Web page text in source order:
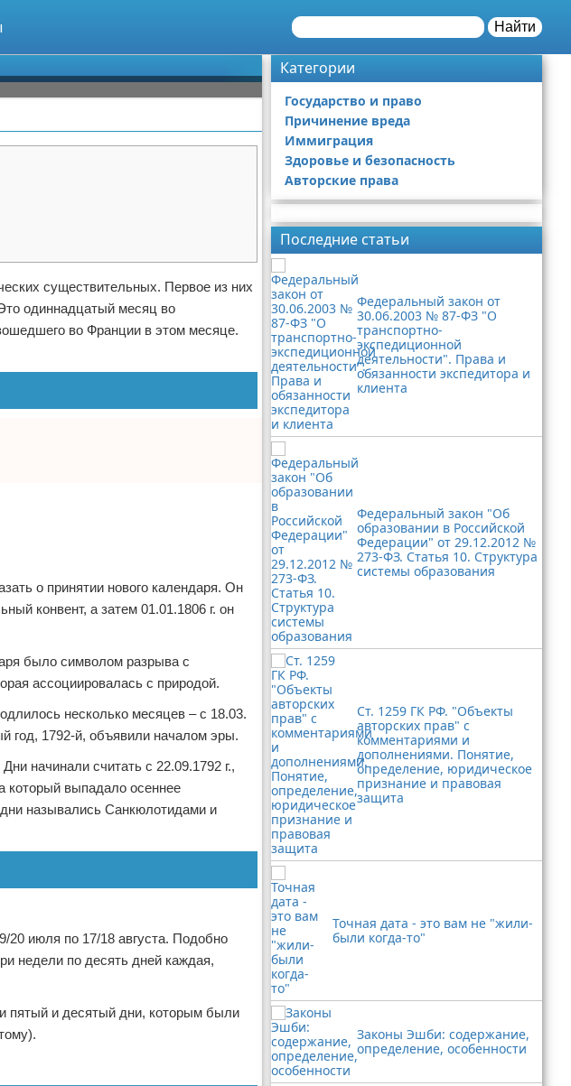
Найти
существительных. Первое из них
одиннадцатый месяц во
во Франции в этом месяце.
о принятии нового календаря. Он
конвент, а затем 01.01.1806 г. он
было символом разрыва с
ассоциировалась с природой.
несколько месяцев – с 18.03.
год, 1792-й, объявили началом эры.
начинали считать с 22.09.1792 г.,
который выпадало осеннее
назывались Санкюлотидами и
июля по 17/18 августа. Подобно
недели по десять дней каждая,
пятый и десятый дни, которым были
Категории
Государство и право
Причинение вреда
Иммиграция
Здоровье и безопасность
Авторские права
Последние статьи
Федеральный закон от
30.06.2003 № 87-ФЗ "О
транспортно-
экспедиционной
деятельности". Права и
обязанности экспедитора и
клиента
Федеральный закон "Об
образовании в Российской
Федерации" от 29.12.2012 №
273-ФЗ. Статья 10. Структура
системы образования
Ст. 1259 ГК РФ. "Объекты
авторских прав" с
комментариями и
дополнениями. Понятие,
определение, юридическое
признание и правовая
защита
Точная дата - это вам не "жили-
были когда-то"
Законы Эшби: содержание,
определение, особенности